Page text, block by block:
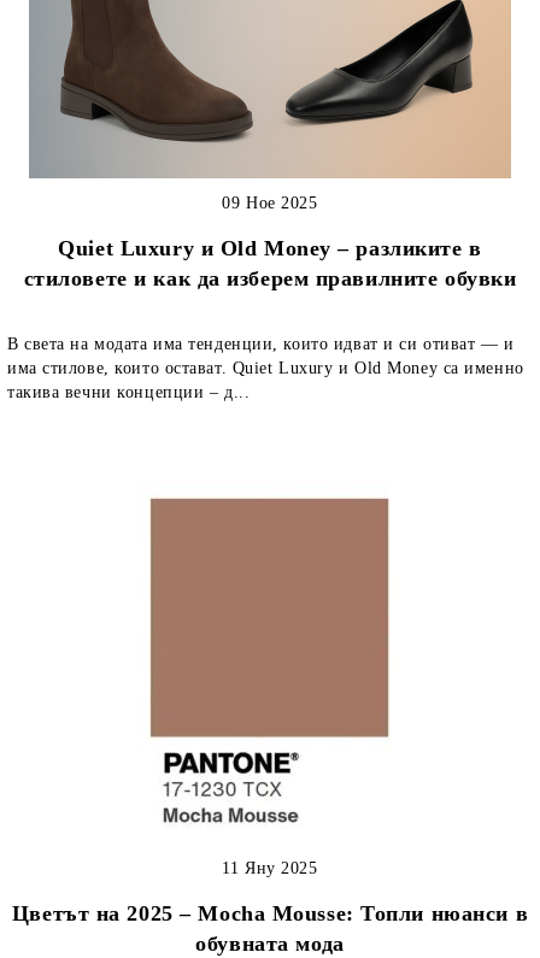
Quiet Luxury и Old Money – разликите в
стиловете и как да изберем правилните обувки
09 Ное 2025
В света на модата има тенденции, които идват и си отиват — и
има стилове, които остават. Quiet Luxury и Old Money са именно
такива вечни концепции – д...
Цветът на 2025 – Mocha Mousse: Топли нюанси в
обувната мода
11 Яну 2025